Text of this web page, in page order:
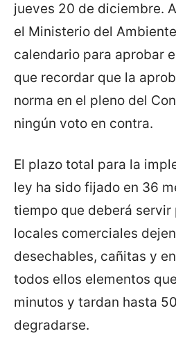
jueves 20 de diciembre.
el Ministerio del
calendario para aprobar
que recordar que la
norma en el pleno del
ningún voto en contra.
El plazo total para la
ley ha sido fijado en 36
tiempo que deberá servir
locales comerciales
desechables, cañitas y
todos ellos elementos
minutos y tardan hasta
degradarse.